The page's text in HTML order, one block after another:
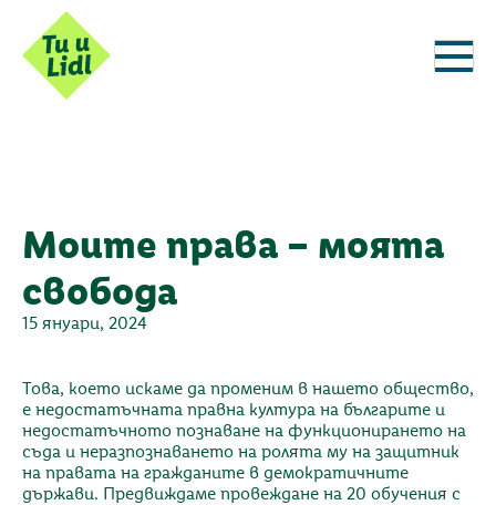
Моите права – моята
свобода
15 януари, 2024
Това, което искаме да променим в нашето общество,
е недостатъчната правна култура на българите и
недостатъчното познаване на функционирането на
съда и неразпознаването на ролята му на защитник
на правата на гражданите в демократичните
държави. Предвиждаме провеждане на 20 обучения с